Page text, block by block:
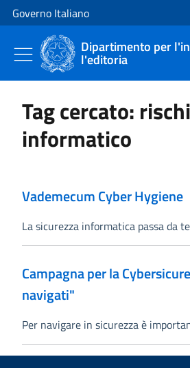
Vai al contenuto
Vai alla navigazione del sito
Governo Italiano
Dipartimento per
l'editoria
Tag cercato:
informatico
Vademecum Cyber Hygiene
La sicurezza informatica passa da te
Campagna per la
navigati"
Per navigare in sicurezza è